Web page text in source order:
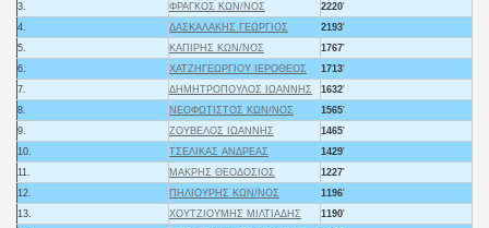
3.
ΦΡΑΓΚΟΣ ΚΩΝ/ΝΟΣ 2220'
4.
ΔΑΣΚΑΛΑΚΗΣ ΓΕΩΡΓΙΟΣ 2193'
5.
ΚΑΠΙΡΗΣ ΚΩΝ/ΝΟΣ 1767'
6.
ΧΑΤΖΗΓΕΩΡΓΙΟΥ ΙΕΡΟΘΕΟΣ 1713'
7.
ΔΗΜΗΤΡΟΠΟΥΛΟΣ ΙΩΑΝΝΗΣ 1632'
8.
ΝΕΟΦΩΤΙΣΤΟΣ ΚΩΝ/ΝΟΣ 1565'
9.
ΖΟΥΒΕΛΟΣ ΙΩΑΝΝΗΣ 1465'
10.
ΤΣΕΛΙΚΑΣ ΑΝΔΡΕΑΣ 1429'
11.
ΜΑΚΡΗΣ ΘΕΟΔΟΣΙΟΣ 1227'
12.
ΠΗΛΙΟΥΡΗΣ ΚΩΝ/ΝΟΣ 1196'
13.
ΧΟΥΤΖΙΟΥΜΗΣ ΜΙΛΤΙΑΔΗΣ 1190'